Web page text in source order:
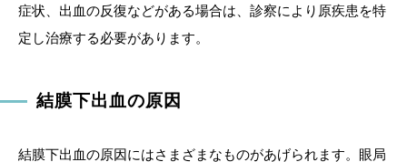
症状、出血の反復などがある場合は、診察により原疾患を特
定し治療する必要があります。
結膜下出血の原因
結膜下出血の原因にはさまざまなものがあげられます。眼局